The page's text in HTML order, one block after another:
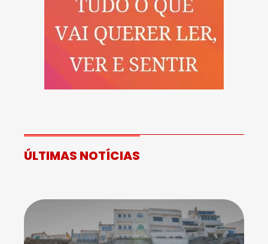
ÚLTIMAS NOTÍCIAS